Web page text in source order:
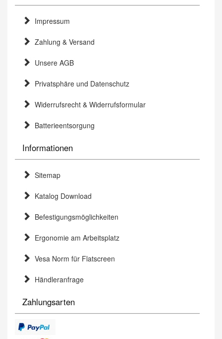
Impressum
Zahlung & Versand
Unsere AGB
Privatsphäre und Datenschutz
Widerrufsrecht & Widerrufsformular
Batterieentsorgung
Informationen
Sitemap
Katalog Download
Befestigungsmöglichkeiten
Ergonomie am Arbeitsplatz
Vesa Norm für Flatscreen
Händleranfrage
Zahlungsarten